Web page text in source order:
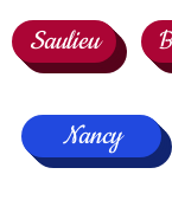
Saulieu
Nancy